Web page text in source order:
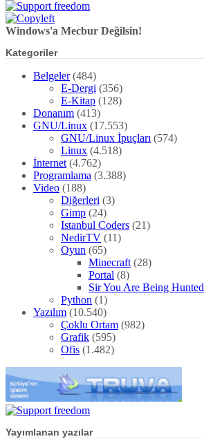
Windows'a Mecbur Değilsin!
Kategoriler
Belgeler(484)
E-Dergi (356)
E-Kitap (128)
Donanım (413)
GNU/Linux (17.553)
GNU/Linux İpuçları (574)
Linux (4.518)
İnternet (4.762)
Programlama (3.388)
Video (188)
Diğerleri (3)
Gimp (24)
Istanbul Coders (21)
NedirTV (11)
Oyun (65)
Minecraft (28)
Portal (8)
Sir You Are Being Hunted
Python (1)
Yazılım (10.540)
Çoklu Ortam (982)
Grafik (595)
Ofis (1.482)
Yayımlanan yazılar